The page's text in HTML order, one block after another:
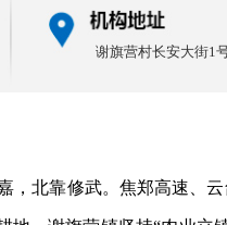
谢旗营村长安大街1
北靠修武。焦郑高速、